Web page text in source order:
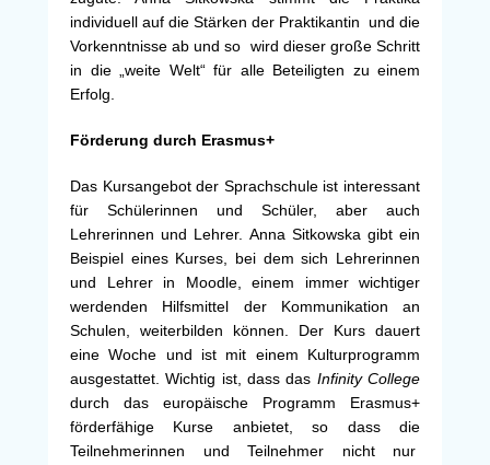
individuell auf die Stärken der Praktikantin und die
Vorkenntnisse ab und so wird dieser große Schritt
in die „weite Welt“ für alle Beteiligten zu einem
Erfolg.
Förderung durch Erasmus+
Das Kursangebot der Sprachschule ist interessant
für Schülerinnen und Schüler, aber auch
Lehrerinnen und Lehrer. Anna Sitkowska gibt ein
Beispiel eines Kurses, bei dem sich Lehrerinnen
und Lehrer in Moodle, einem immer wichtiger
werdenden Hilfsmittel der Kommunikation an
Schulen, weiterbilden können. Der Kurs dauert
eine Woche und ist mit einem Kulturprogramm
ausgestattet. Wichtig ist, dass das Infinity College
durch das europäische Programm Erasmus+
förderfähige Kurse anbietet, so dass die
Teilnehmerinnen und Teilnehmer nicht nur